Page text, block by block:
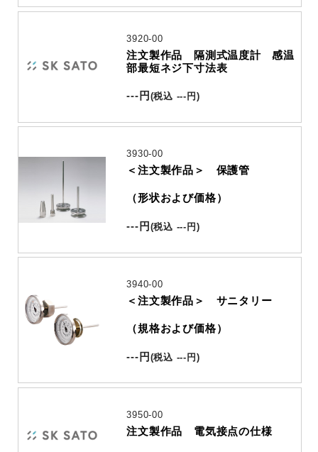
3920-00
注文製作品 隔測式温度計 感温
部最短ネジ下寸法表
--- 円 (税込 --- 円 )
3930-00
＜注文製作品＞ 保護管
（形状および価格）
--- 円 (税込 --- 円 )
3940-00
＜注文製作品＞ サニタリー
（規格および価格）
--- 円 (税込 --- 円 )
3950-00
注文製作品 電気接点の仕様